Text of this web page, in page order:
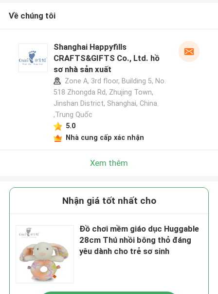
Về chúng tôi
Shanghai Happyfills
CRAFTS&GIFTS Co., Ltd. hồ
sơ nhà sản xuất
Zone A, 3rd floor, Building 5, No.
518 Zhongda Rd, Zhujing Town,
Jinshan District, Shanghai, China.
,Trung Quốc
5.0
Nhà cung cấp xác nhận
Xem thêm
Nhận giá tốt nhất cho
Đồ chơi mềm giáo dục Huggable
28cm Thú nhồi bông thỏ đáng
yêu dành cho trẻ sơ sinh